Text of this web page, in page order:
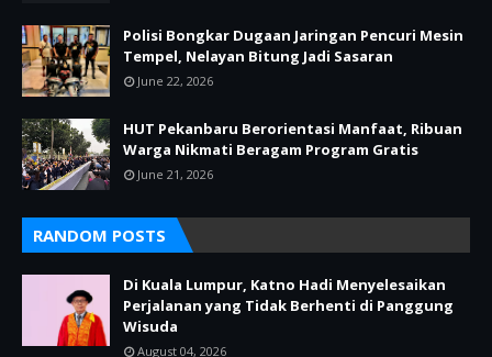
Polisi Bongkar Dugaan Jaringan Pencuri Mesin
Tempel, Nelayan Bitung Jadi Sasaran
June 22, 2026
HUT Pekanbaru Berorientasi Manfaat, Ribuan
Warga Nikmati Beragam Program Gratis
June 21, 2026
RANDOM POSTS
Di Kuala Lumpur, Katno Hadi Menyelesaikan
Perjalanan yang Tidak Berhenti di Panggung
Wisuda
August 04, 2026